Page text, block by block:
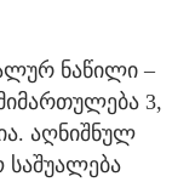
ნაწილი –
3,
აღნიშნულ